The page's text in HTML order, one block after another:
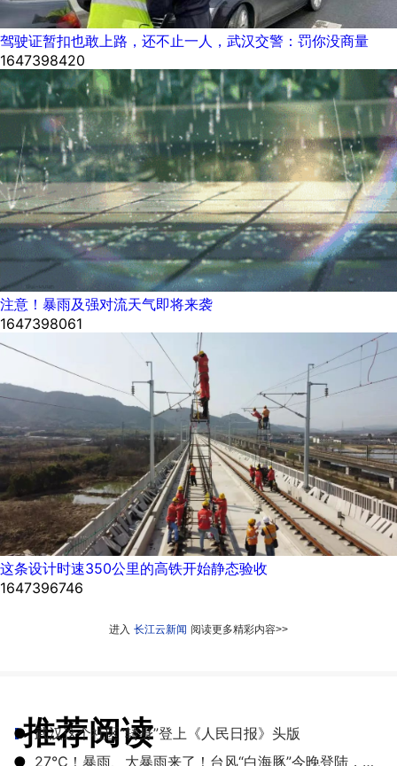
驾驶证暂扣也敢上路，还不止一人，武汉交警：罚你没商量
1647398420
注意！暴雨及强对流天气即将来袭
1647398061
这条设计时速350公里的高铁开始静态验收
1647396746
进入 长江云新闻 阅读更多精彩内容>>
推荐阅读
● 武汉这个社区“转身”登上《人民日报》头版
●
27℃！暴雨、大暴雨来了！台风“白海豚”今晚登陆，湖北开启降雨降温模式